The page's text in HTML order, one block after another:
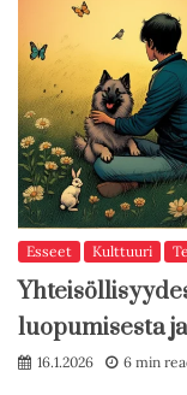
Esseet Kulttuuri
luopumisesta
16.1.2026 6 min